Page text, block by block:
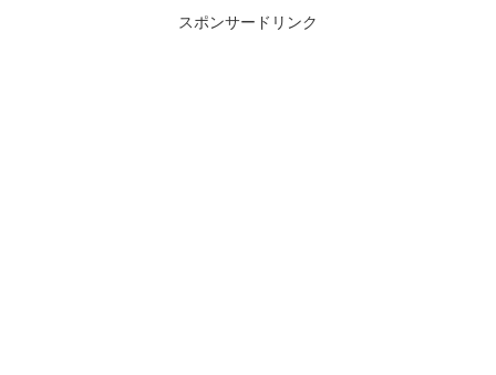
スポンサードリンク